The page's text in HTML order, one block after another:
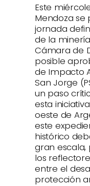
Este
Mendoza
jornada
de la
Cámara de
posible
de Impacto
San Jorge
un paso
esta
oeste de
este
histórico
gran escala,
los
entre el
protección